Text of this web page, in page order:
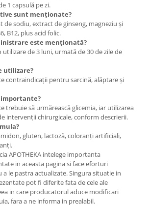
1 capsulă pe zi.
sunt menționate?
de sodiu, extract de ginseng, magneziu și
B12, plus acid folic.
este menționată?
utilizare de 3 luni, urmată de 30 de zile de
utilizare?
contraindicații pentru sarcină, alăptare și
trebuie să urmărească glicemia, iar utilizarea
intervenții chirurgicale, conform descrierii.
gluten, lactoză, coloranți artificiali,
APOTHEKA intelege importanta
in aceasta pagina si face eforturi
le pastra actualizate. Singura situatie in
pot fi diferite fata de cele ale
in care producatorul aduce modificari
fara a ne informa in prealabil.